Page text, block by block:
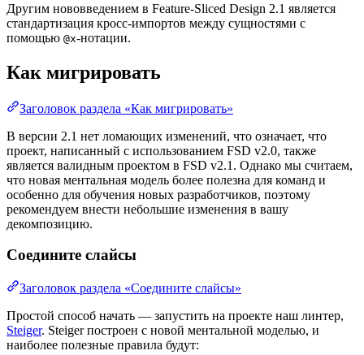
Другим нововведением в Feature-Sliced Design 2.1 является
стандартизация кросс-импортов между сущностями с
помощью @x-нотации.
Как мигрировать
Заголовок раздела «Как мигрировать»
В версии 2.1 нет ломающих изменений, что означает, что
проект, написанный с использованием FSD v2.0, также
является валидным проектом в FSD v2.1. Однако мы считаем,
что новая ментальная модель более полезна для команд и
особенно для обучения новых разработчиков, поэтому
рекомендуем внести небольшие изменения в вашу
декомпозицию.
Соедините слайсы
Заголовок раздела «Соедините слайсы»
Простой способ начать — запустить на проекте наш линтер,
Steiger. Steiger построен с новой ментальной моделью, и
наиболее полезные правила будут: